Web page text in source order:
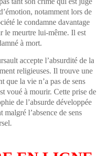
notamment lors de
le condamne davantage
le meurtre lui-même. Il est
à mort.
accepte l’absurdité de la
religieuses. Il trouve une
que la vie n’a pas de sens
voué à mourir. Cette prise de
de l’absurde développée
l’absence de sens